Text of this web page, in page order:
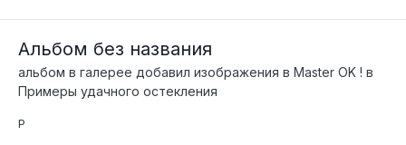
Альбом без названия
альбом в галерее добавил изображения в Master OK ! в
Примеры удачного остекления
Р